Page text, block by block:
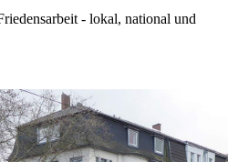
- lokal, national und